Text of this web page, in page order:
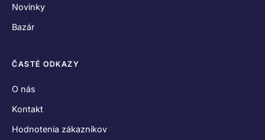
Novinky
Bazár
ČASTÉ ODKAZY
O nás
Kontakt
Hodnotenia zákazníkov